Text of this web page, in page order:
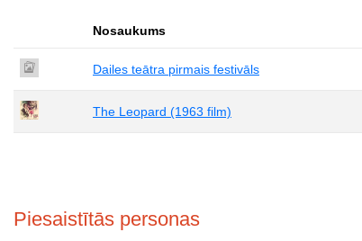
Nosaukums
Dailes teātra pirmais festivāls
The Leopard (1963 film)
Piesaistītās personas